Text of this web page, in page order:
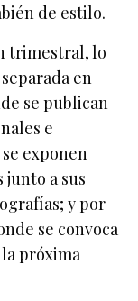
de estilo.
trimestral, lo
en
se publican
e
exponen
a sus
y por
se convoca
próxima